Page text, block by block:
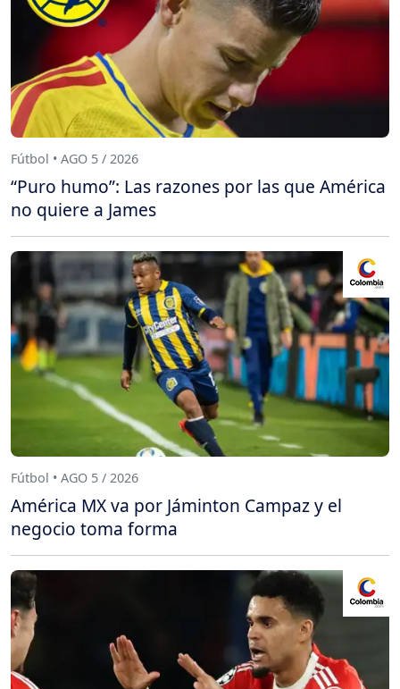
Fútbol • AGO 5 / 2026
“Puro humo”: Las razones por las que América
no quiere a James
Fútbol • AGO 5 / 2026
América MX va por Jáminton Campaz y el
negocio toma forma